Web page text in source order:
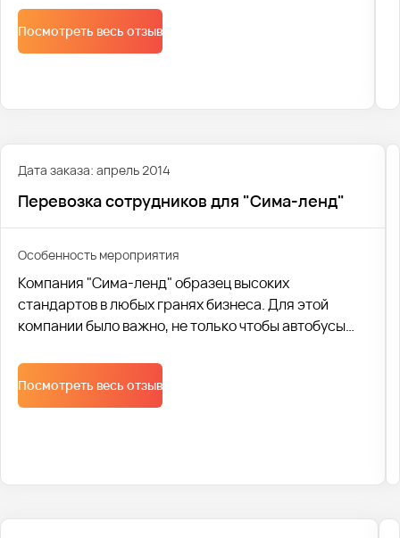
затратами. Специалисты Avtobus1 с легкостью
подобрали комфортный транспорт, учитывая
пожелания клиента.
Посмотреть весь отзыв
Дата заказа: апрель 2014
Перевозка сотрудников для "Сима-ленд"
Особенность мероприятия
Компания "Сима-ленд" образец высоких
стандартов в любых гранях бизнеса. Для этой
компании было важно, не только чтобы автобусы
Первостепенную роль играла вежливость
водителей. Ведь как непродуктивно начинать
рабочий день сотрудникам, если еще с утра им
– вежливое и доброжелательное общение с
Посмотреть весь отзыв